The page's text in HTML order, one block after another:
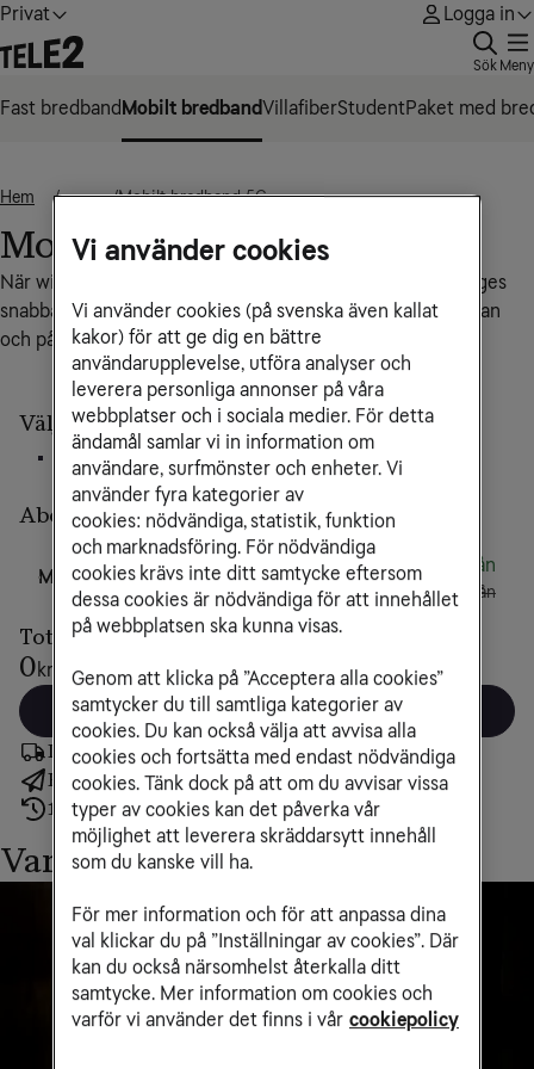
Privat Logga in
Sök Meny
Fast bredbandMobilt bredbandVillafiberStudentPaket med
Hem • • • Mobilt bredband 5G
Mobilt bredband 5G
När wifi är viktigare än adressen. Obegränsad surf i Sveriges
snabbaste 5G-när för hela familjen hemma, i sommarstugan
och på resan.
Välj bindningstid
24 mån Ingen bindningstid
Abonnemang
Mobilt bredband 5G
249 kr/mån
499 kr/mån
Totalt
0kr/mån
Gå till kassan
Levereras om 1-3 dagar
Fri frakt online
14 dagars ångerrätt
Varför välja mobilt bredband?
Vi använder cookies
Vi använder cookies (på svenska även kallat
kakor) för att ge dig en bättre
användarupplevelse, utföra analyser och
leverera personliga annonser på våra
webbplatser och i sociala medier. För detta
ändamål samlar vi in information om
användare, surfmönster och enheter. Vi
använder fyra kategorier av
cookies: nödvändiga, statistik, funktion
och marknadsföring. För nödvändiga
cookies krävs inte ditt samtycke eftersom
dessa cookies är nödvändiga för att innehållet
på webbplatsen ska kunna visas.
Genom att klicka på ”Acceptera alla cookies”
samtycker du till samtliga kategorier av
cookies. Du kan också välja att avvisa alla
cookies och fortsätta med endast nödvändiga
cookies. Tänk dock på att om du avvisar vissa
typer av cookies kan det påverka vår
möjlighet att leverera skräddarsytt innehåll
som du kanske vill ha.
För mer information och för att anpassa dina
val klickar du på ”Inställningar av cookies”. Där
kan du också närsomhelst återkalla ditt
samtycke. Mer information om cookies och
varför vi använder det finns i vår cookiepolicy